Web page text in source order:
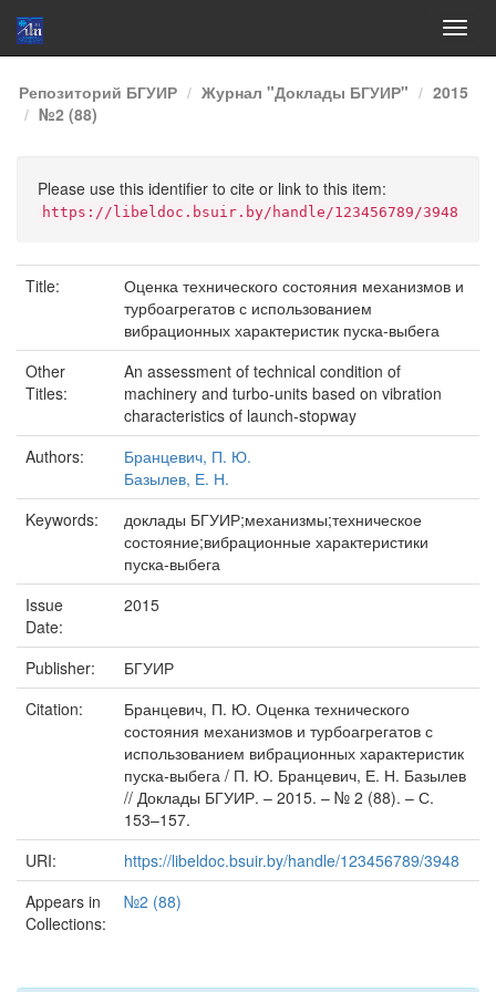
Skip
navigation
Репозиторий БГУИР Журнал "Доклады БГУИР"
2015
№2 (88)
Please use this identifier to cite or link to this item:
https://libeldoc.bsuir.by/handle/123456789/3948
Title:
Оценка технического состояния механизмов и
турбоагрегатов с использованием
вибрационных характеристик пуска-выбега
Other
Titles:
An assessment of technical condition of
machinery and turbo-units based on vibration
characteristics of launch-stopway
Authors:
Бранцевич, П. Ю.
Базылев, Е. Н.
Keywords:
доклады БГУИР;механизмы;техническое
состояние;вибрационные характеристики
пуска-выбега
Issue
Date:
2015
Publisher:
БГУИР
Citation:
Бранцевич, П. Ю. Оценка технического
состояния механизмов и турбоагрегатов с
использованием вибрационных характеристик
пуска-выбега / П. Ю. Бранцевич, Е. Н. Базылев
// Доклады БГУИР. – 2015. – № 2 (88). – С.
153–157.
URI:
https://libeldoc.bsuir.by/handle/123456789/3948
Appears in
Collections:
№2 (88)